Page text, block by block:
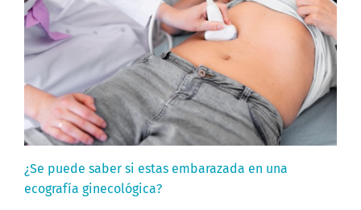
¿Se puede saber si estas embarazada en una
ecografía ginecológica?